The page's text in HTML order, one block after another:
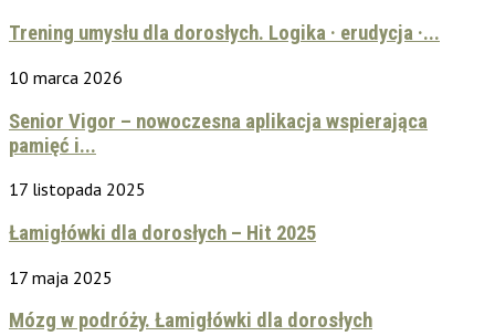
Trening umysłu dla dorosłych. Logika · erudycja ·...
10 marca 2026
Senior Vigor – nowoczesna aplikacja wspierająca
pamięć i...
17 listopada 2025
Łamigłówki dla dorosłych – Hit 2025
17 maja 2025
Mózg w podróży. Łamigłówki dla dorosłych